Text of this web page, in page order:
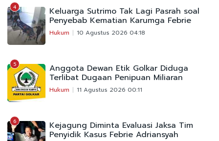
4 Keluarga Sutrimo Tak Lagi Pasrah soal
Penyebab Kematian Karumga Febrie
Hukum 10 Agustus 2026 04:18
5 Anggota Dewan Etik Golkar Diduga
Terlibat Dugaan Penipuan Miliaran
Hukum 11 Agustus 2026 00:11
6 Kejagung Diminta Evaluasi Jaksa Tim
Penyidik Kasus Febrie Adriansyah